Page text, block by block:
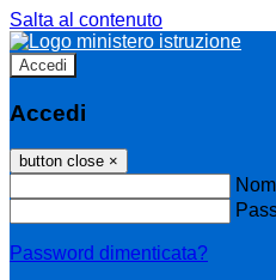
Salta al contenuto
Accedi
Accedi
button close ×
Password dimenticata?